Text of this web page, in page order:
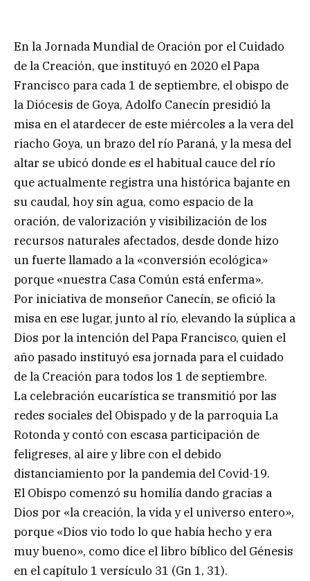
En la Jornada Mundial de Oración por el Cuidado
de la Creación, que instituyó en 2020 el Papa
Francisco para cada 1 de septiembre, el obispo de
la Diócesis de Goya, Adolfo Canecín presidió la
misa en el atardecer de este miércoles a la vera del
riacho Goya, un brazo del río Paraná, y la mesa del
altar se ubicó donde es el habitual cauce del río
que actualmente registra una histórica bajante en
su caudal, hoy sin agua, como espacio de la
oración, de valorización y visibilización de los
recursos naturales afectados, desde donde hizo
un fuerte llamado a la «conversión ecológica»
porque «nuestra Casa Común está enferma».
Por iniciativa de monseñor Canecín, se ofició la
misa en ese lugar, junto al río, elevando la súplica a
Dios por la intención del Papa Francisco, quien el
año pasado instituyó esa jornada para el cuidado
de la Creación para todos los 1 de septiembre.
La celebración eucarística se transmitió por las
redes sociales del Obispado y de la parroquia La
Rotonda y contó con escasa participación de
feligreses, al aire y libre con el debido
distanciamiento por la pandemia del Covid-19.
El Obispo comenzó su homilía dando gracias a
Dios por «la creación, la vida y el universo entero»,
porque «Dios vio todo lo que había hecho y era
muy bueno», como dice el libro bíblico del Génesis
en el capítulo 1 versículo 31 (Gn 1, 31).